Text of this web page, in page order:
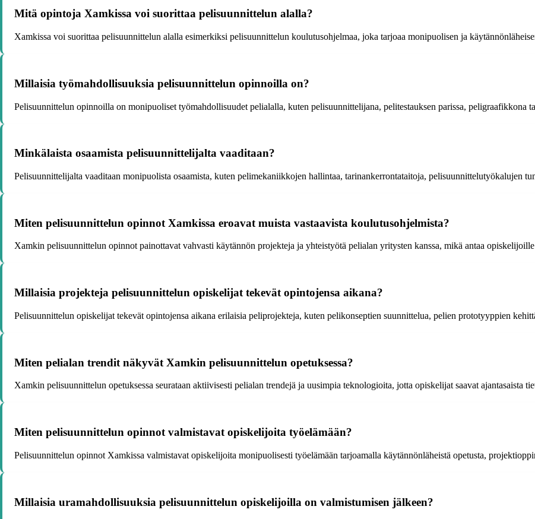
Mitä opintoja Xamkissa voi suorittaa pelisuunnittelun alalla?
Xamkissa voi suorittaa pelisuunnittelun alalla esimerkiksi pelisuunnittelun koulutusohjelmaa, joka tarjoaa monipuolisen ja
Millaisia työmahdollisuuksia pelisuunnittelun opinnoilla on?
Pelisuunnittelun opinnoilla on monipuoliset työmahdollisuudet pelialalla, kuten pelisuunnittelijana, pelitestauksen parissa, peligraafikkona
Minkälaista osaamista pelisuunnittelijalta vaaditaan?
Pelisuunnittelijalta vaaditaan monipuolista osaamista, kuten pelimekaniikkojen hallintaa, tarinankerrontataitoja, pelisuunnittelutyökalujen
Miten pelisuunnittelun opinnot Xamkissa eroavat muista vastaavista koulutusohjelmista?
Xamkin pelisuunnittelun opinnot painottavat vahvasti käytännön projekteja ja yhteistyötä pelialan yritysten kanssa, mikä antaa
Millaisia projekteja pelisuunnittelun opiskelijat tekevät opintojensa aikana?
Pelisuunnittelun opiskelijat tekevät opintojensa aikana erilaisia peliprojekteja, kuten pelikonseptien suunnittelua, pelien prototyyppien
Miten pelialan trendit näkyvät Xamkin pelisuunnittelun opetuksessa?
Xamkin pelisuunnittelun opetuksessa seurataan aktiivisesti pelialan trendejä ja uusimpia teknologioita, jotta opiskelijat saavat ajantasaista
Miten pelisuunnittelun opinnot valmistavat opiskelijoita työelämään?
Pelisuunnittelun opinnot Xamkissa valmistavat opiskelijoita monipuolisesti työelämään tarjoamalla käytännönläheistä opetusta,
Millaisia uramahdollisuuksia pelisuunnittelun opiskelijoilla on valmistumisen jälkeen?